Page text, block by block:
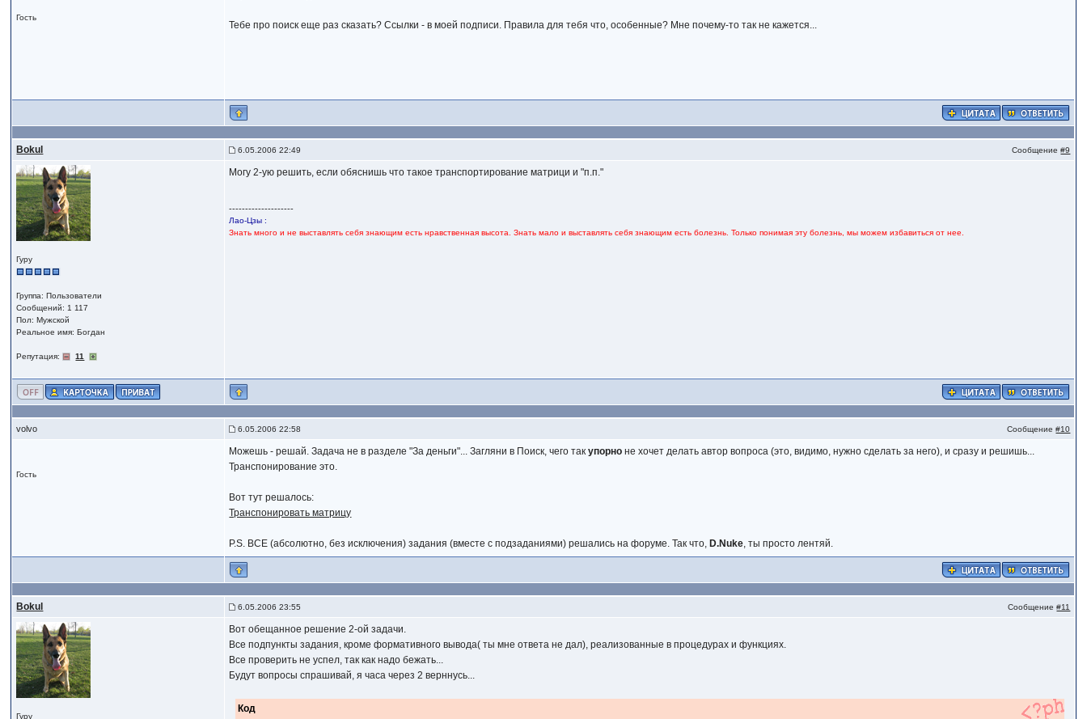
Гость
Тебе про поиск еще раз сказать? Ссылки - в моей подписи. Правила для тебя что, особенные? Мне почему-то так не кажется...
Bokul 6.05.2006 22:49 Сообщение#9
Гуру
Группа: Пользователи
Сообщений: 1 117
Пол: Мужской
Реальное имя: Богдан
Репутация: 11
Могу 2-ую решить, если обяснишь что такое транспортирование матрици и "п.п."
--------------------
Лао-Цзы :
Знать много и не выставлять себя знающим есть нравственная высота. Знать мало и выставлять себя знающим есть болезнь. Только понимая эту болезнь, мы можем избавиться от нее.
volvo 6.05.2006 22:58 Сообщение#10
Гость
Можешь - решай. Задача не в разделе "За деньги"... Загляни в Поиск, чего такупорно не хочет делать автор вопроса (это, видимо, нужно сделать за него), и сразу и решишь...
Транспонирование это.
Вот тут решалось:
Транспонировать матрицу
P.S. ВСЕ (абсолютно, без исключения) задания (вместе с подзаданиями) решались на форуме. Так что, D.Nuke, ты просто лентяй.
Bokul 6.05.2006 23:55 Сообщение#11
Гуру
Вот обещанное решение 2-ой задачи.
Все подпункты задания, кроме формативного вывода( ты мне ответа не дал), реализованные в процедурах и функциях.
Все проверить не успел, так как надо бежать...
Будут вопросы спрашивай, я часа через 2 верннусь...
Код